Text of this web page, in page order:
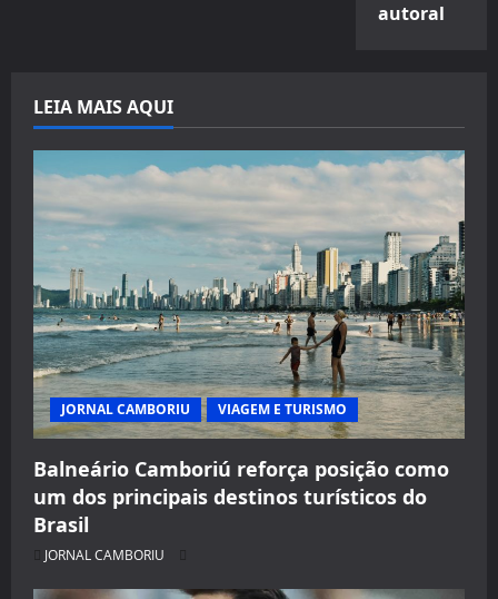
autoral
LEIA MAIS AQUI
JORNAL CAMBORIU VIAGEM E TURISMO
Balneário Camboriú reforça posição como
um dos principais destinos turísticos do
Brasil
JORNAL CAMBORIU